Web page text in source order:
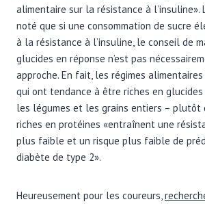
alimentaire sur la résistance à l’insuline».
noté que si une consommation de sucre
à la résistance à l’insuline, le conseil de
glucides en réponse n’est pas
approche. En fait, les régimes
qui ont tendance à être riches en glucides
les légumes et les grains entiers – plutôt
riches en protéines «entraînent une
plus faible et un risque plus faible de
diabète de type 2».
Heureusement pour les coureurs,